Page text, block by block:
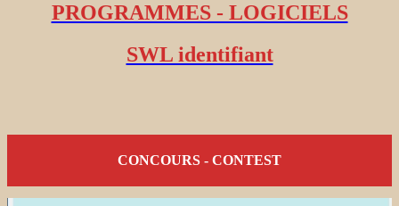
PROGRAMMES - LOGICIELS
SWL identifiant
CONCOURS - CONTEST